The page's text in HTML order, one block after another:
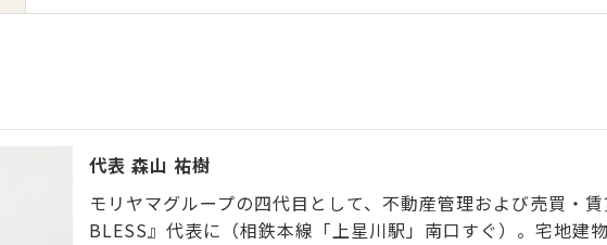
代表 森山 祐樹
モリヤマグループの四代目として、不動産管理および売買・
BLESS』代表に（相鉄本線「上星川駅」南口すぐ）。宅地建